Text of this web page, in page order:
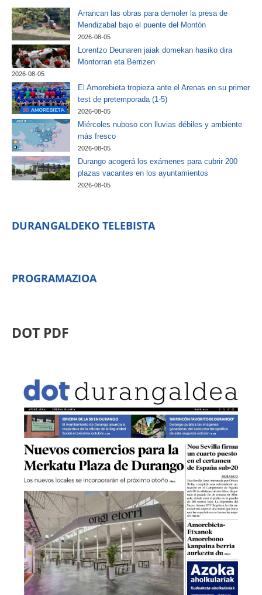
Arrancan las obras para demoler la presa de
Mendizabal bajo el puente del Montón
2026-08-05
Lorentzo Deunaren jaiak domekan hasiko dira
Montorran eta Berrizen
2026-08-05
El Amorebieta tropieza ante el Arenas en su primer
test de pretemporada (1-5)
2026-08-05
Miércoles nuboso con lluvias débiles y ambiente
más fresco
2026-08-05
Durango acogerá los exámenes para cubrir 200
plazas vacantes en los ayuntamientos
2026-08-05
DURANGALDEKO TELEBISTA
PROGRAMAZIOA
DOT PDF